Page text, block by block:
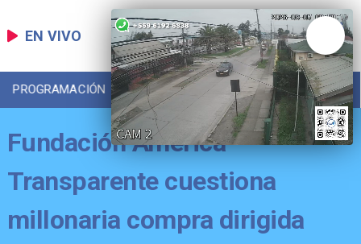
EN VIVO
PROGRAMACIÓN LOCAL DEPORTES
Fundación América
Transparente cuestiona
millonaria compra dirigida